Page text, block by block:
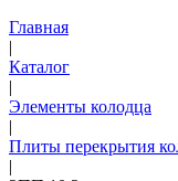
Главная
|
Каталог
|
Элементы колодца
|
Плиты перекрытия
|